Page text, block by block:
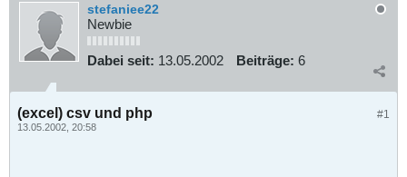
stefaniee22
Newbie
Dabei seit: 13.05.2002 Beiträge: 6
#1
(excel) csv und php
13.05.2002, 20:58